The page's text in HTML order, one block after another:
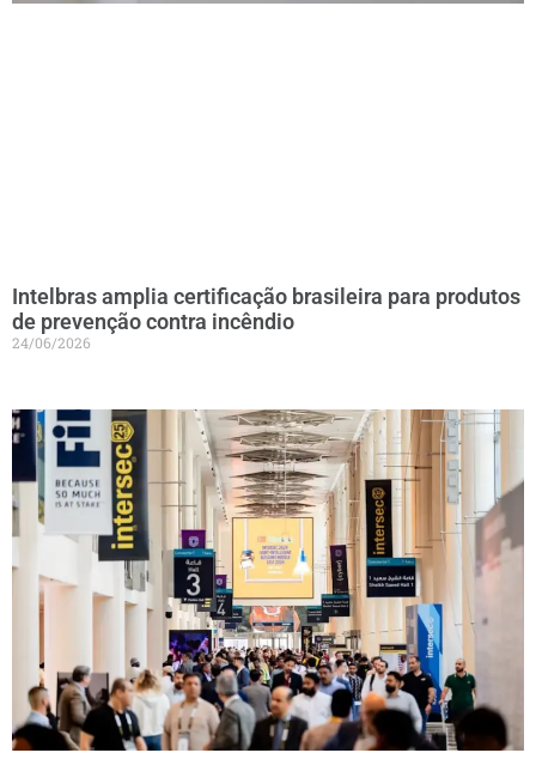
Intelbras amplia certificação brasileira para produtos
de prevenção contra incêndio
24/06/2026